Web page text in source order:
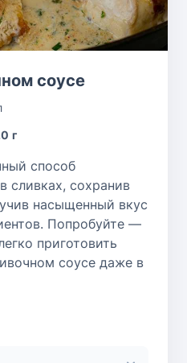
соусе
г
способ
сливках, сохранив
насыщенный вкус
Попробуйте —
приготовить
соусе даже в